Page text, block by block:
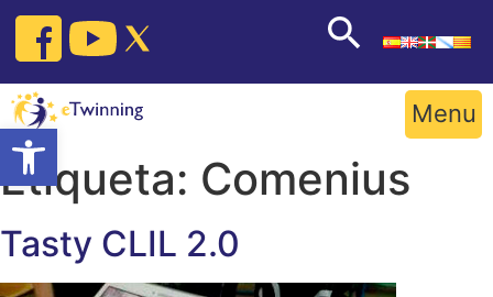
Open toolbar
Skip
content
Menu
Etiqueta: Comenius
Tasty CLIL 2.0